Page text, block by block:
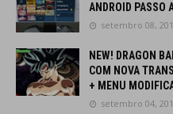
ANDROID PASSO
setembro 08,
NEW! DRAGON
COM NOVA
+ MENU
setembro 04,